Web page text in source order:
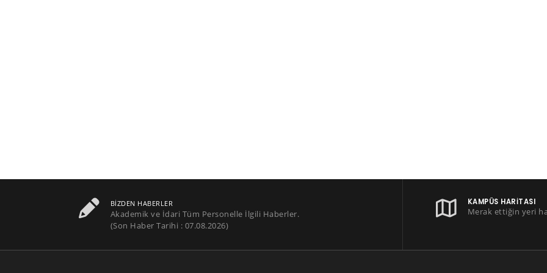
BIZDEN HABERLER
Akademik ve İdari Tüm Personelle İlgili Haberler.
(Son Haber Tarihi : 07.08.2026)
KAMPÜS HARITASI
Merak ettiğin yeri